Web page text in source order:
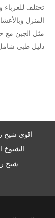
تختلف
المنزل
مثل الجبن مع
دليل طبي
اقوى شيخ
الشيوخ
شيخ